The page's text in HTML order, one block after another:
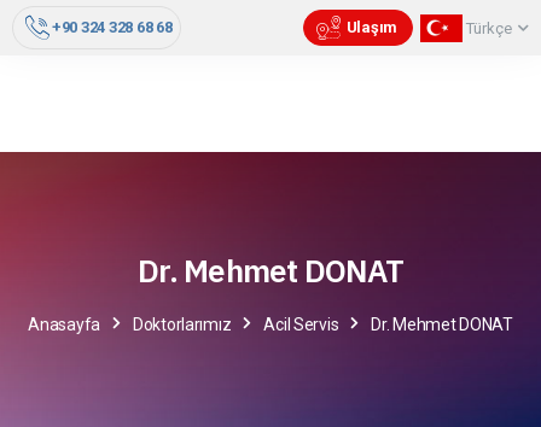
+90 324 328 68 68 Ulaşım Türkçe
Dr. Mehmet DONAT
Anasayfa Doktorlarımız Acil Servis Dr. Mehmet DONAT